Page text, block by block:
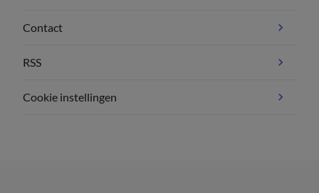
Contact
RSS
Cookie instellingen